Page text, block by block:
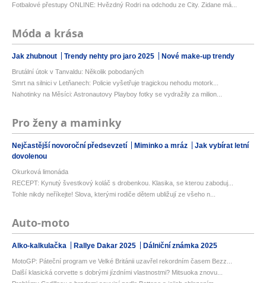
Fotbalové přestupy ONLINE: Hvězdný Rodri na odchodu ze City. Zidane má...
Móda a krása
Jak zhubnout Trendy nehty pro jaro 2025 Nové make-up trendy
Brutální útok v Tanvaldu: Několik pobodaných
Smrt na silnici v Letňanech: Policie vyšetřuje tragickou nehodu motork...
Nahotinky na Měsíci: Astronautovy Playboy fotky se vydražily za milion...
Pro ženy a maminky
Nejčastější novoroční předsevzetí Miminko a mráz
Jak vybírat letní
dovolenou
Okurková limonáda
RECEPT: Kynutý švestkový koláč s drobenkou. Klasika, se kterou zaboduj...
Tohle nikdy neříkejte! Slova, kterými rodiče dětem ubližují ze všeho n...
Auto-moto
Alko-kalkulačka Rallye Dakar 2025 Dálniční známka 2025
MotoGP: Páteční program ve Velké Británii uzavřel rekordním časem Bezz...
Další klasická corvette s dobrými jízdními vlastnostmi? Mitsuoka znovu...